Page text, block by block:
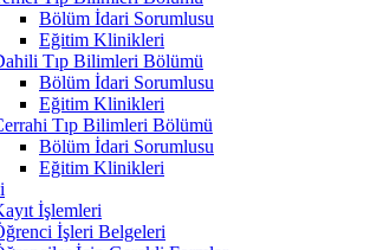
Bölüm İdari Sorumlusu
Eğitim Klinikleri
Tıp Bilimleri Bölümü
Bölüm İdari Sorumlusu
Eğitim Klinikleri
Tıp Bilimleri Bölümü
Bölüm İdari Sorumlusu
Eğitim Klinikleri
İşlemleri
İşleri Belgeleri